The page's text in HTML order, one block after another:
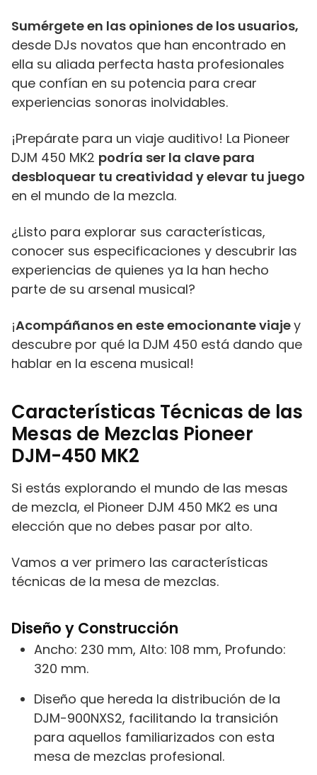
Sumérgete en las opiniones de los usuarios,
desde DJs novatos que han encontrado en
ella su aliada perfecta hasta profesionales
que confían en su potencia para crear
experiencias sonoras inolvidables.
¡Prepárate para un viaje auditivo! La Pioneer
DJM 450 MK2 podría ser la clave para
desbloquear tu creatividad y elevar tu juego
en el mundo de la mezcla.
¿Listo para explorar sus características,
conocer sus especificaciones y descubrir las
experiencias de quienes ya la han hecho
parte de su arsenal musical?
¡Acompáñanos en este emocionante viajey
descubre por qué la DJM 450 está dando que
hablar en la escena musical!
Características Técnicas de las
Mesas de Mezclas Pioneer
DJM-450 MK2
Si estás explorando el mundo de las mesas
de mezcla, el Pioneer DJM 450 MK2 es una
elección que no debes pasar por alto.
Vamos a ver primero las características
técnicas de la mesa de mezclas.
Diseño y Construcción
Ancho: 230 mm, Alto: 108 mm, Profundo:
320 mm.
Diseño que hereda la distribución de la
DJM-900NXS2, facilitando la transición
para aquellos familiarizados con esta
mesa de mezclas profesional.